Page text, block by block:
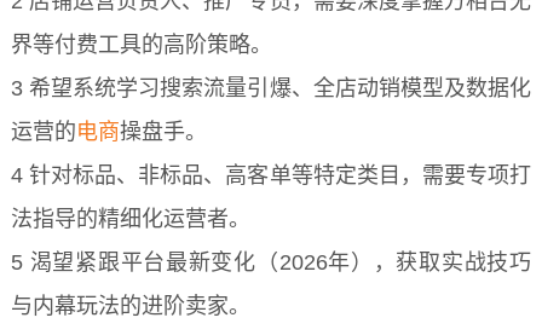
界等付费工具的高阶策略。
3 希望系统学习搜索流量引爆、全店动销模型及数据化
运营的电商操盘手。
4 针对标品、非标品、高客单等特定类目，需要专项打
法指导的精细化运营者。
5 渴望紧跟平台最新变化（2026年），获取实战技巧
与内幕玩法的进阶卖家。